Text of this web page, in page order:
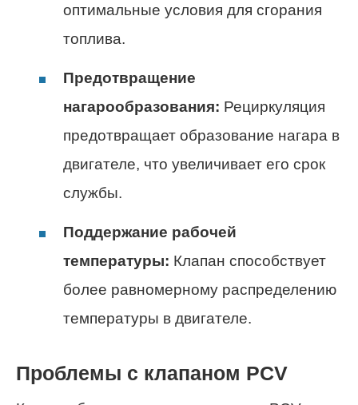
оптимальные условия для сгорания
топлива.
Предотвращение
нагарообразования: Рециркуляция
предотвращает образование нагара в
двигателе, что увеличивает его срок
службы.
Поддержание рабочей
температуры: Клапан способствует
более равномерному распределению
температуры в двигателе.
Проблемы с клапаном PCV